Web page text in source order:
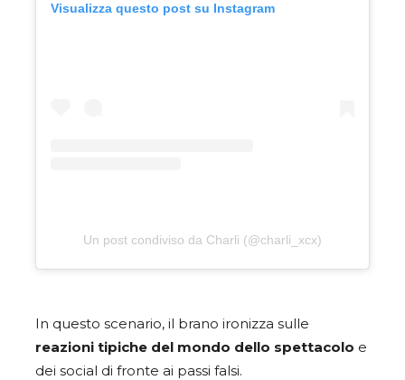
Visualizza questo post su Instagram
Un post condiviso da Charli (@charli_xcx)
In questo scenario, il brano ironizza sulle
reazioni tipiche del mondo dello spettacolo e
dei social di fronte ai passi falsi.